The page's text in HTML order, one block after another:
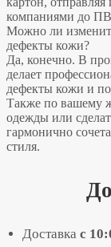
компаниями до
Можно ли
дефекты кожи?
Да, конечно. В
делает
дефекты кожи и
Также по вашему
одежды или
гармонично
стиля.
Доставка с